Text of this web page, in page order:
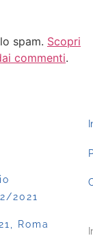
spam. Scopri
commenti.
2021
Roma